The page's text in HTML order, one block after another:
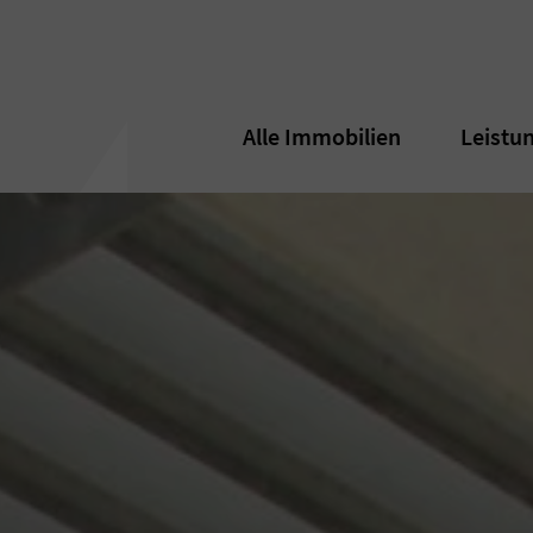
Alle Immobilien
Alle Immobilien